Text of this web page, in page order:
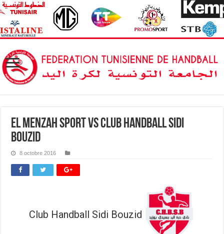
El Menzah Sport vs Club Handball Sidi
Bouzid
8 octobre 2016
Club Handball Sidi Bouzid